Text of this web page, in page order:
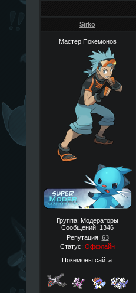
Sirko
Мастер Покемонов
Группа: Модераторы
Сообщений: 1346
Репутация: 63
Статус: Оффлайн
Покемоны сайта: